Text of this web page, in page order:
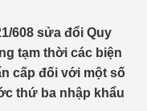
608 sửa đổi Quy
tạm thời các biện
cấp đối với một số
thứ ba nhập khẩu